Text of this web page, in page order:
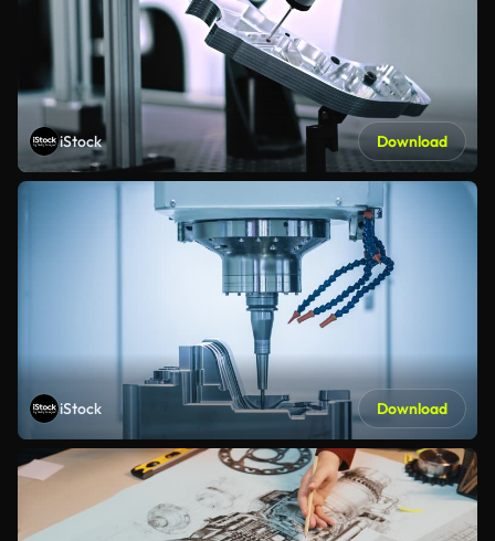
iStock Download
iStock Download